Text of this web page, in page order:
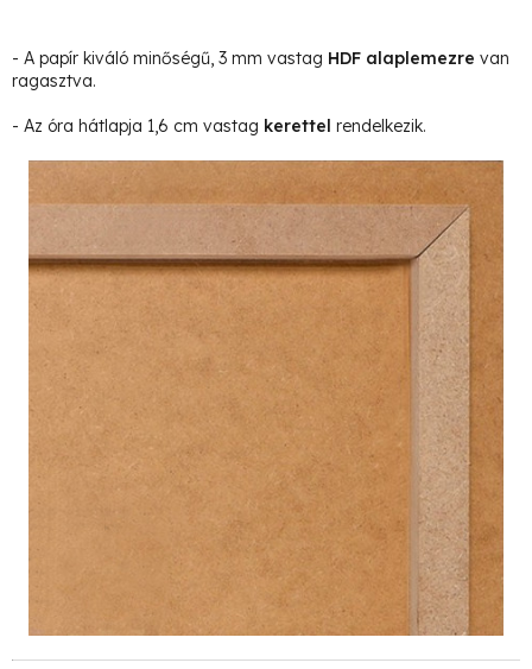
- A papír kiváló minőségű, 3 mm vastag HDF alaplemezre van
ragasztva.
- Az óra hátlapja 1,6 cm vastag kerettel rendelkezik.